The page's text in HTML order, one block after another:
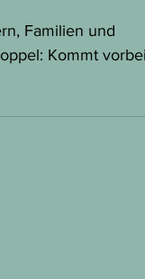
Familien und
Kommt